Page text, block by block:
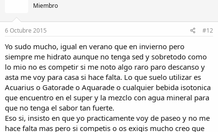
Miembro
6 Octubre 2015 #12
Yo sudo mucho, igual en verano que en invierno pero
siempre me hidrato aunque no tenga sed y sobretodo como
lo mio no es competir si me noto algo raro paro descanso y
asta me voy para casa si hace falta. Lo que suelo utilizar es
Acuarius o Gatorade o Aquarade o cualquier bebida isotonica
que encuentro en el super y la mezclo con agua mineral para
que no tenga el sabor tan fuerte.
Eso si, insisto en que yo practicamente voy de paseo y no me
hace falta mas pero si competis o os exigis mucho creo que